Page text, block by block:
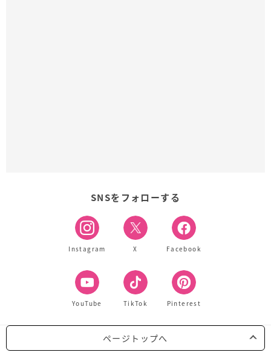
SNSをフォローする
Instagram X Facebook
YouTube TikTok Pinterest
ページトップへ